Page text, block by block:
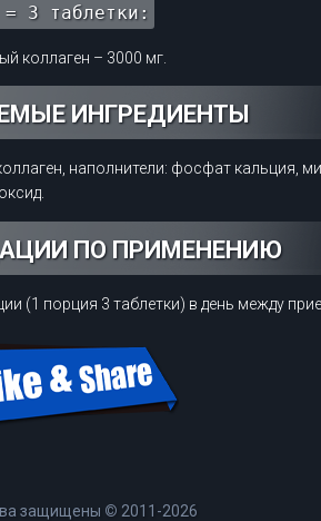
3 таблетки:
коллаген – 3000 мг.
ИНГРЕДИЕНТЫ
наполнители: фосфат кальция,
ПО ПРИМЕНЕНИЮ
(1 порция 3 таблетки) в день между
защищены © 2011-2026